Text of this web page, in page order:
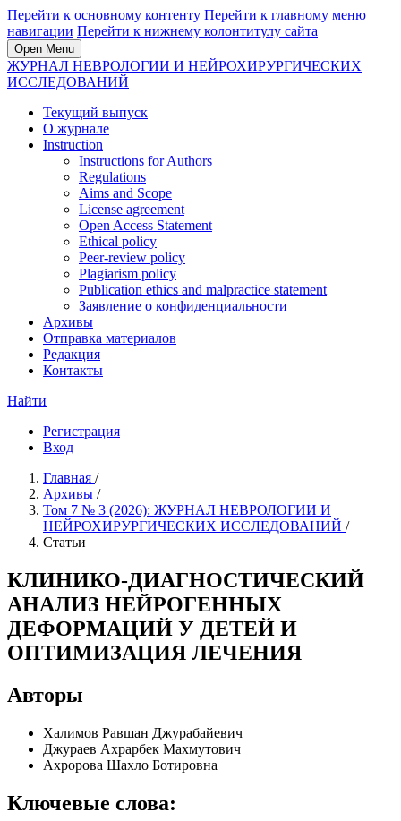
Перейти к основному контенту Перейти к главному меню
навигации Перейти к нижнему колонтитулу сайта
Open Menu
ЖУРНАЛ НЕВРОЛОГИИ И НЕЙРОХИРУРГИЧЕСКИХ
ИССЛЕДОВАНИЙ
Текущий выпуск
О журнале
Instruction
Instructions for Authors
Regulations
Aims and Scope
License agreement
Open Access Statement
Ethical policy
Peer-review policy
Plagiarism policy
Publication ethics and malpractice statement
Заявление о конфиденциальности
Архивы
Отправка материалов
Редакция
Контакты
Найти
Регистрация
Вход
Главная /
Архивы /
Том 7 № 3 (2026): ЖУРНАЛ НЕВРОЛОГИИ И
НЕЙРОХИРУРГИЧЕСКИХ ИССЛЕДОВАНИЙ /
Статьи
КЛИНИКО-ДИАГНОСТИЧЕСКИЙ
АНАЛИЗ НЕЙРОГЕННЫХ
ДЕФОРМАЦИЙ У ДЕТЕЙ И
ОПТИМИЗАЦИЯ ЛЕЧЕНИЯ
Авторы
Халимов Равшан Джурабайевич
Джураев Ахрарбек Махмутович
Ахророва Шахло Ботировна
Ключевые слова: